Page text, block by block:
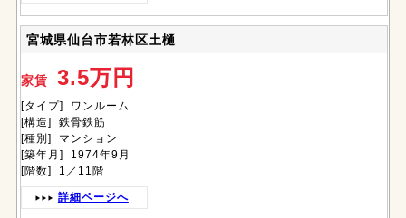
宮城県仙台市若林区土樋
家賃 3.5万円
[タイプ] ワンルーム
[構造] 鉄骨鉄筋
[種別] マンション
[築年月] 1974年9月
[階数] 1／11階
詳細ページへ